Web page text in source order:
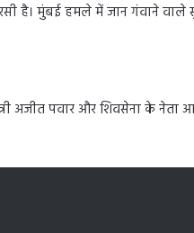
है। मुंबई हमले में जान गंवाने वाले
अजीत पवार और शिवसेना के